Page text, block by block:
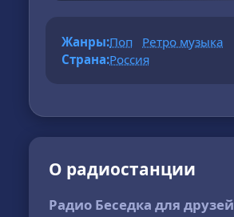
Жанры:Поп
Ретро музыка
Страна:Россия
О радиостанции
Радио Беседка для друзей